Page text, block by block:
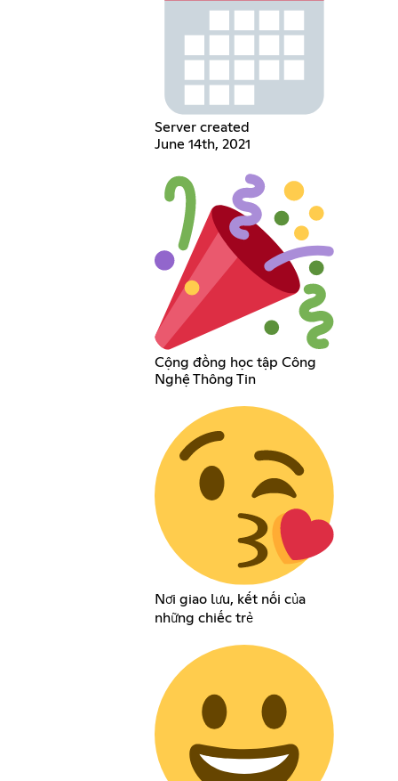
Server created
June 14th, 2021
Cộng đồng học tập Công
Nghệ Thông Tin
Nơi giao lưu, kết nối của
những chiếc trẻ